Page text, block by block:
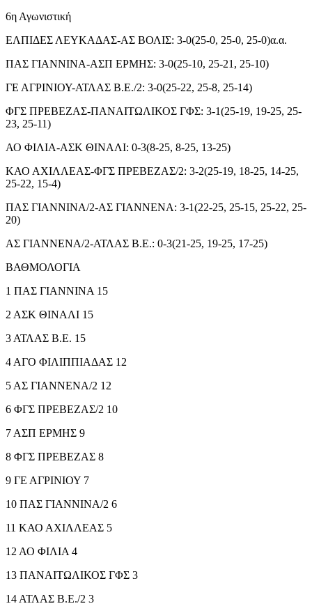
6η Αγωνιστική
ΕΛΠΙΔΕΣ ΛΕΥΚΑΔΑΣ-ΑΣ ΒΟΛΙΣ: 3-0(25-0, 25-0, 25-0)α.α.
ΠΑΣ ΓΙΑΝΝΙΝΑ-ΑΣΠ ΕΡΜΗΣ: 3-0(25-10, 25-21, 25-10)
ΓΕ ΑΓΡΙΝΙΟΥ-ΑΤΛΑΣ Β.Ε./2: 3-0(25-22, 25-8, 25-14)
ΦΓΣ ΠΡΕΒΕΖΑΣ-ΠΑΝΑΙΤΩΛΙΚΟΣ ΓΦΣ: 3-1(25-19, 19-25, 25-
23, 25-11)
ΑΟ ΦΙΛΙΑ-ΑΣΚ ΘΙΝΑΛΙ: 0-3(8-25, 8-25, 13-25)
ΚΑΟ ΑΧΙΛΛΕΑΣ-ΦΓΣ ΠΡΕΒΕΖΑΣ/2: 3-2(25-19, 18-25, 14-25,
25-22, 15-4)
ΠΑΣ ΓΙΑΝΝΙΝΑ/2-ΑΣ ΓΙΑΝΝΕΝΑ: 3-1(22-25, 25-15, 25-22, 25-
20)
ΑΣ ΓΙΑΝΝΕΝΑ/2-ΑΤΛΑΣ Β.Ε.: 0-3(21-25, 19-25, 17-25)
ΒΑΘΜΟΛΟΓΙΑ
1 ΠΑΣ ΓΙΑΝΝΙΝΑ 15
2 ΑΣΚ ΘΙΝΑΛΙ 15
3 ΑΤΛΑΣ Β.Ε. 15
4 ΑΓΟ ΦΙΛΙΠΠΙΑΔΑΣ 12
5 ΑΣ ΓΙΑΝΝΕΝΑ/2 12
6 ΦΓΣ ΠΡΕΒΕΖΑΣ/2 10
7 ΑΣΠ ΕΡΜΗΣ 9
8 ΦΓΣ ΠΡΕΒΕΖΑΣ 8
9 ΓΕ ΑΓΡΙΝΙΟΥ 7
10 ΠΑΣ ΓΙΑΝΝΙΝΑ/2 6
11 ΚΑΟ ΑΧΙΛΛΕΑΣ 5
12 ΑΟ ΦΙΛΙΑ 4
13 ΠΑΝΑΙΤΩΛΙΚΟΣ ΓΦΣ 3
14 ΑΤΛΑΣ Β.Ε./2 3